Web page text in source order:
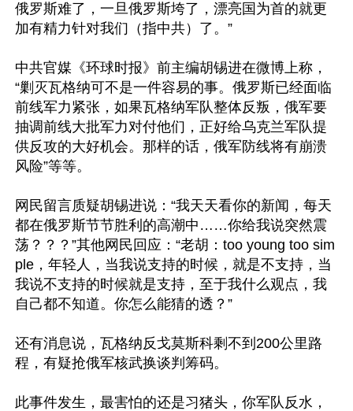
俄罗斯难了，一旦俄罗斯垮了，漂亮国为首的就更
加有精力针对我们（指中共）了。”
中共官媒《环球时报》前主编胡锡进在微博上称，
“剿灭瓦格纳可不是一件容易的事。俄罗斯已经面临
前线军力紧张，如果瓦格纳军队整体反叛，俄军要
抽调前线大批军力对付他们，正好给乌克兰军队提
供反攻的大好机会。那样的话，俄军防线将有崩溃
风险”等等。
网民留言质疑胡锡进说：“我天天看你的新闻，每天
都在俄罗斯节节胜利的高潮中……你给我说突然震
荡？？？”其他网民回应：“老胡：too young too sim
ple，年轻人，当我说支持的时候，就是不支持，当
我说不支持的时候就是支持，至于我什么观点，我
自己都不知道。你怎么能猜的透？”
还有消息说，瓦格纳反戈莫斯科剩不到200公里路
程，有疑抢俄军核武换谈判筹码。
此事件发生，最害怕的还是习猪头，你军队反水，